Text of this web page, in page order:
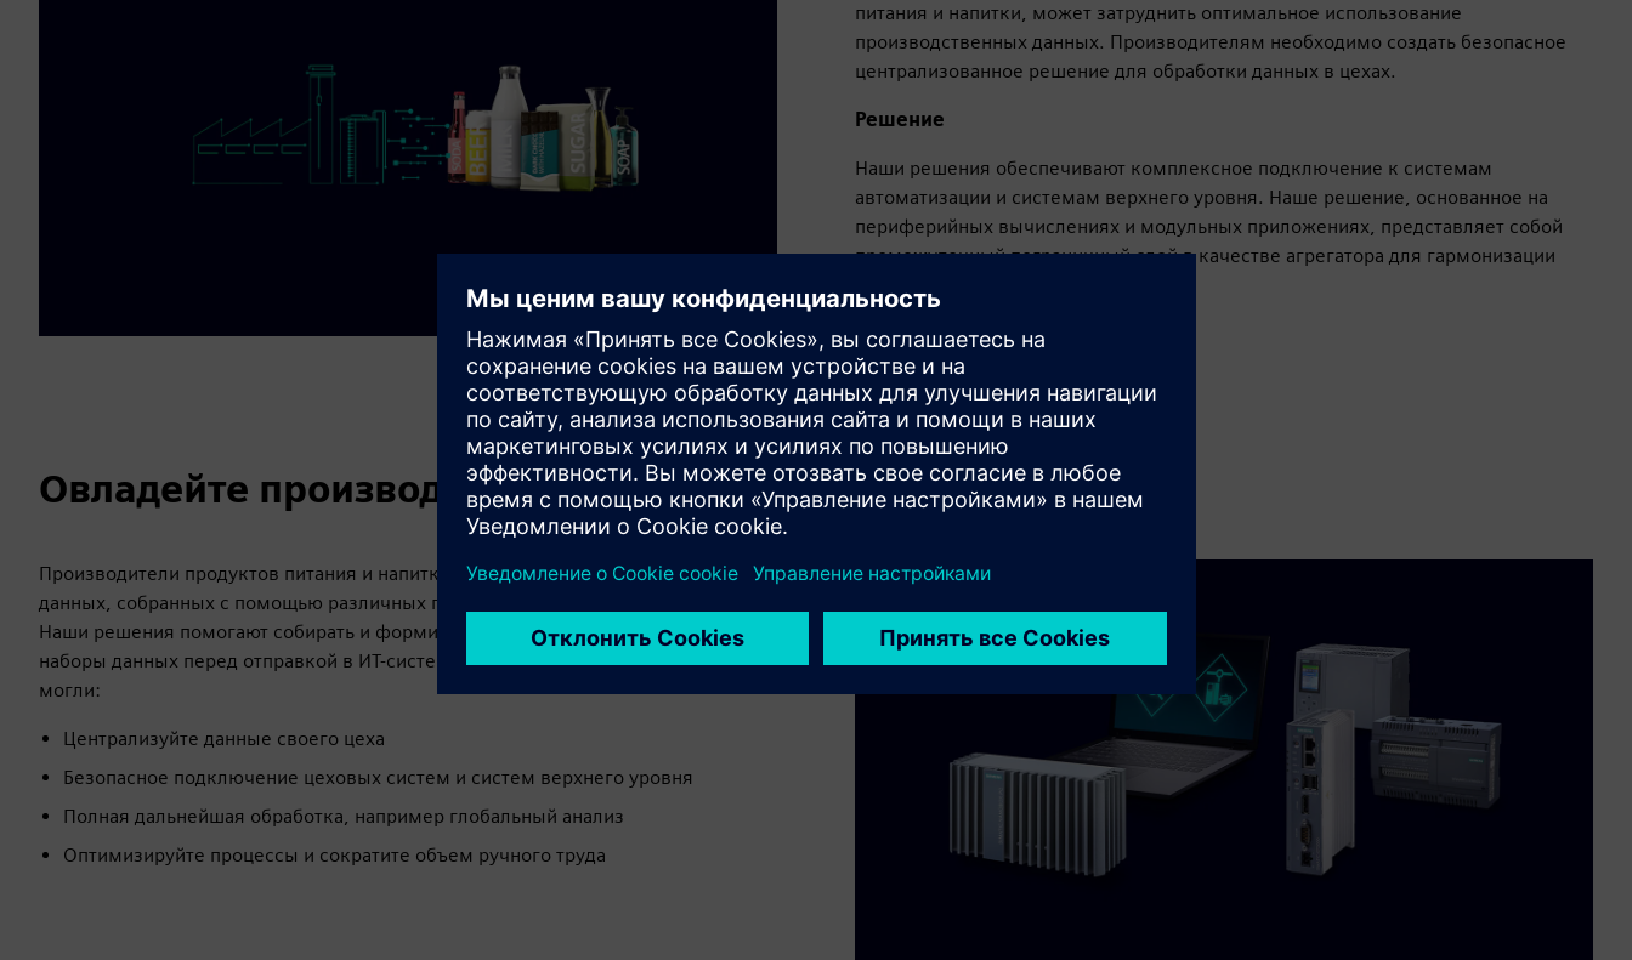
питания и напитки, может затруднить оптимальное использование
производственных данных. Производителям необходимо создать безопасное
централизованное решение для обработки данных в цехах.
Решение
Наши решения обеспечивают комплексное подключение к системам
автоматизации и системам верхнего уровня. Наше решение, основанное на
периферийных вычислениях и модульных приложениях, представляет собой
промежуточный пограничный слой в качестве агрегатора для гармонизации
Овладейте производственными данными
Производители продуктов питания и напитков работают с несколькими типами
данных, собранных с помощью различных протоколов автоматизации и цехов.
Наши решения помогают собирать и формировать эти данные в гармоничные
наборы данных перед отправкой в ИТ-системы и облачные системы, чтобы вы
могли:
Централизуйте данные своего цеха
Безопасное подключение цеховых систем и систем верхнего уровня
Полная дальнейшая обработка, например глобальный анализ
Оптимизируйте процессы и сократите объем ручного труда